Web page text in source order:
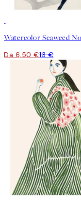
Watercolor Seaweed
Da 6,50 €13 €